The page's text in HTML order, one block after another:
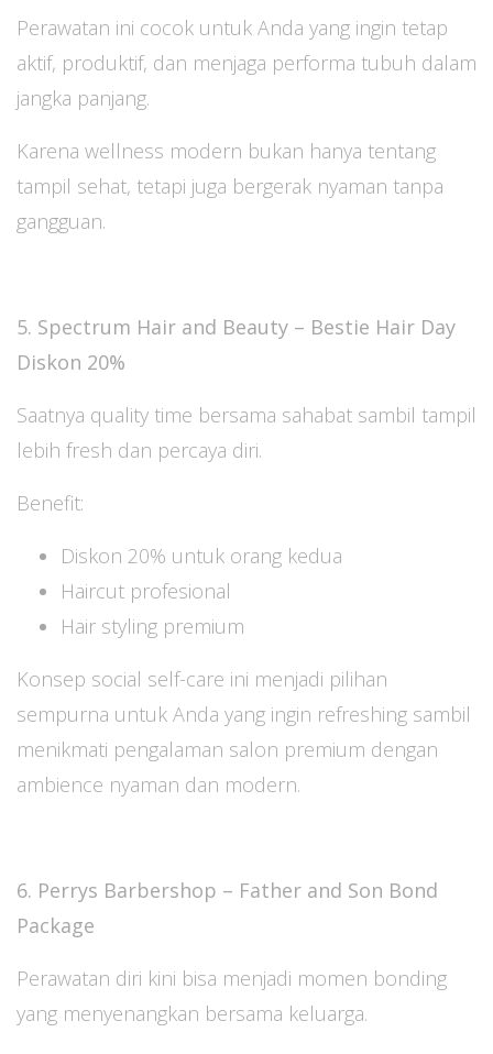
Perawatan ini cocok untuk Anda yang ingin tetap
aktif, produktif, dan menjaga performa tubuh dalam
jangka panjang.
Karena wellness modern bukan hanya tentang
tampil sehat, tetapi juga bergerak nyaman tanpa
gangguan.
5. Spectrum Hair and Beauty – Bestie Hair Day
Diskon 20%
Saatnya quality time bersama sahabat sambil tampil
lebih fresh dan percaya diri.
Benefit:
Diskon 20% untuk orang kedua
Haircut profesional
Hair styling premium
Konsep social self-care ini menjadi pilihan
sempurna untuk Anda yang ingin refreshing sambil
menikmati pengalaman salon premium dengan
ambience nyaman dan modern.
6. Perrys Barbershop – Father and Son Bond
Package
Perawatan diri kini bisa menjadi momen bonding
yang menyenangkan bersama keluarga.